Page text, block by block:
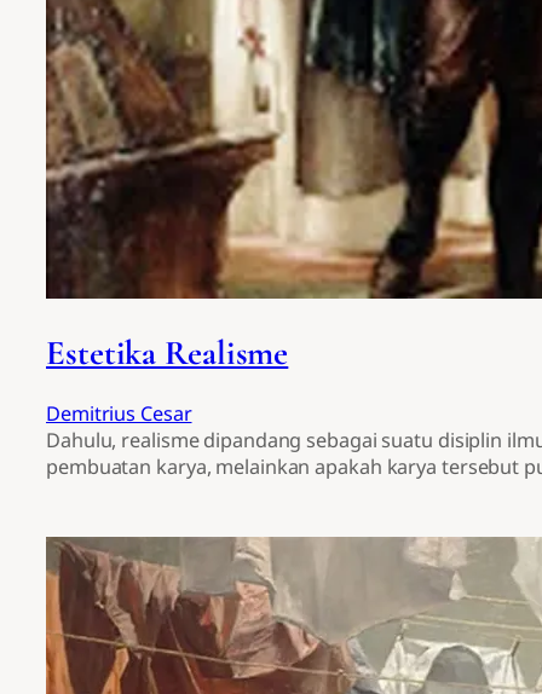
Estetika Realisme
Demitrius Cesar
Dahulu, realisme dipandang sebagai suatu disiplin
pembuatan karya, melainkan apakah karya tersebut